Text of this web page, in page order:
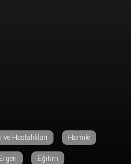
Hastalıkları Hamile
Eğitim